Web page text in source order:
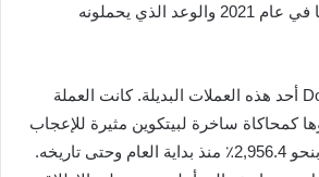
لأداء أسعارها واعتمادها في عام 2021 والوعد الذي يحملونه
تعتبر Dogecoin (DOGE) أحد هذه العملات البديلة. كانت العملة
كمحاكاة ساخرة لبيتكوين مثيرة للإعجاب
هذا العام. ارتفع السعر بنحو 2,956.4٪ منذ بداية العام وحتى تاريخه.